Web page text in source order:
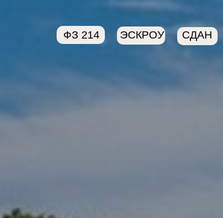
ФЗ 214 ЭСКРОУ СДАН